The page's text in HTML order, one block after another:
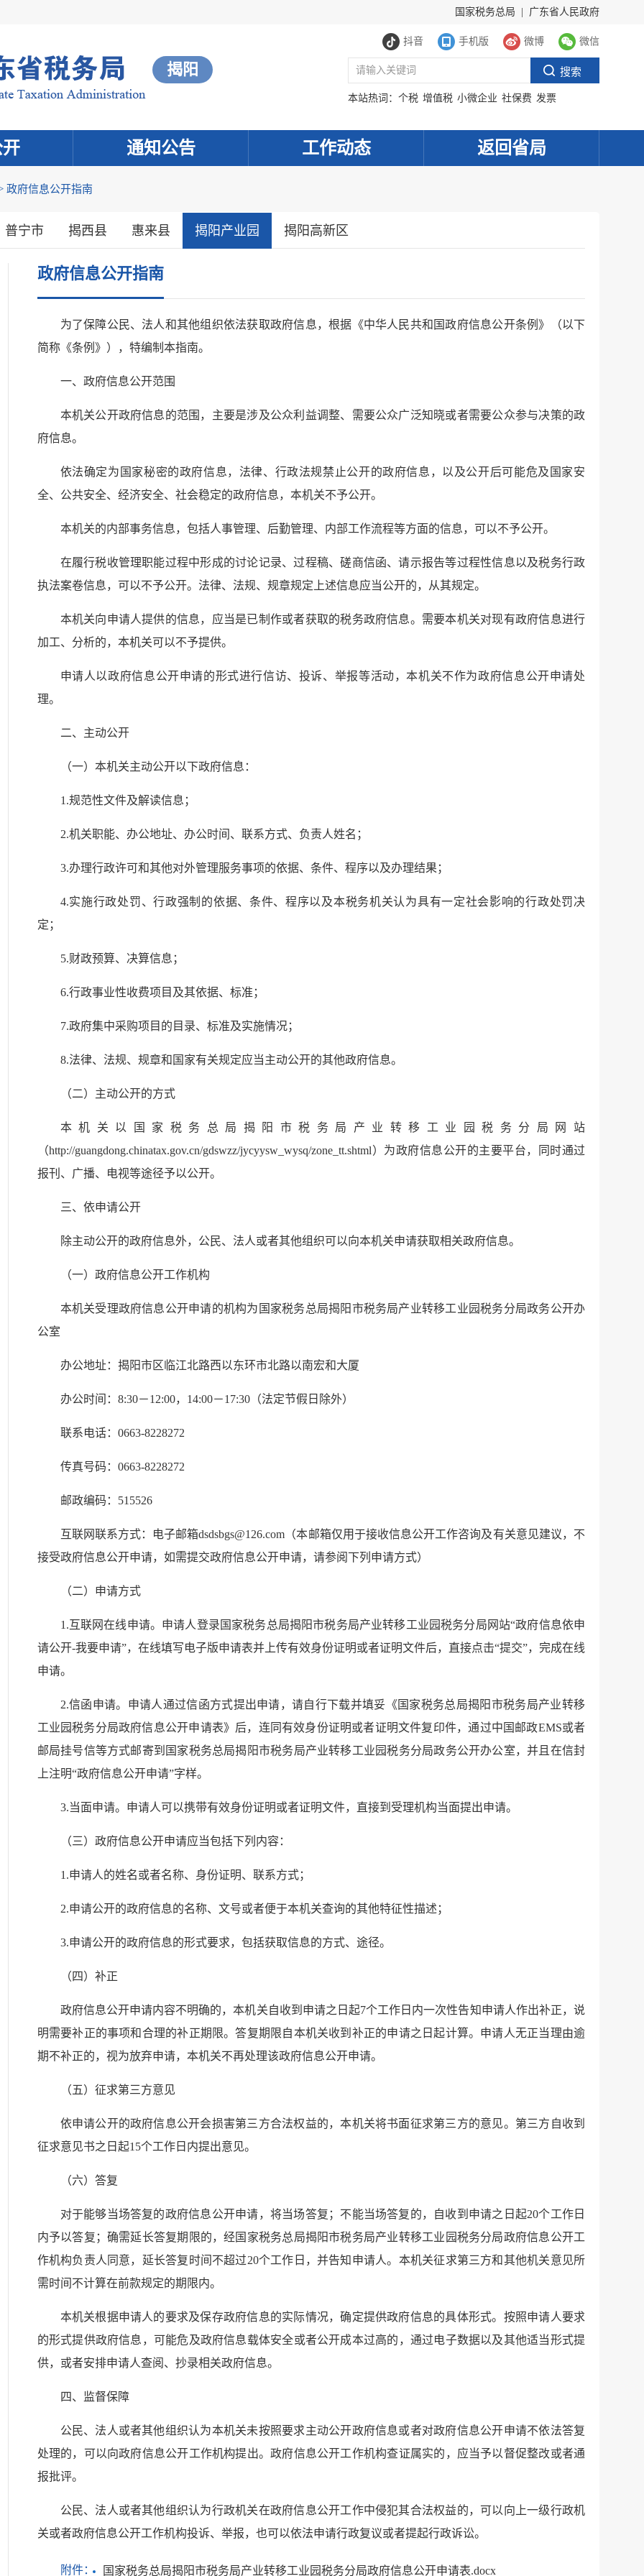
国家税务总局 广东省人民政府
抖音 手机版 微博 微信
揭阳
本站热词： 个税 增值税 小微企业 社保费 发票
通知公告 工作动态 返回省局
政府信息公开指南
普宁市 揭西县 惠来县 揭阳产业园 揭阳高新区
政府信息公开指南
为了保障公民、法人和其他组织依法获取政府信息，根据《中华人民共和国政府信息公开条例》（以下
简称《条例》），特编制本指南。
一、政府信息公开范围
本机关公开政府信息的范围，主要是涉及公众利益调整、需要公众广泛知晓或者需要公众参与决策的政
府信息。
依法确定为国家秘密的政府信息，法律、行政法规禁止公开的政府信息，以及公开后可能危及国家安
全、公共安全、经济安全、社会稳定的政府信息，本机关不予公开。
本机关的内部事务信息，包括人事管理、后勤管理、内部工作流程等方面的信息，可以不予公开。
在履行税收管理职能过程中形成的讨论记录、过程稿、磋商信函、请示报告等过程性信息以及税务行政
执法案卷信息，可以不予公开。法律、法规、规章规定上述信息应当公开的，从其规定。
本机关向申请人提供的信息，应当是已制作或者获取的税务政府信息。需要本机关对现有政府信息进行
加工、分析的，本机关可以不予提供。
申请人以政府信息公开申请的形式进行信访、投诉、举报等活动，本机关不作为政府信息公开申请处
理。
二、主动公开
（一）本机关主动公开以下政府信息：
1.规范性文件及解读信息；
2.机关职能、办公地址、办公时间、联系方式、负责人姓名；
3.办理行政许可和其他对外管理服务事项的依据、条件、程序以及办理结果；
4.实施行政处罚、行政强制的依据、条件、程序以及本税务机关认为具有一定社会影响的行政处罚决
定；
5.财政预算、决算信息；
6.行政事业性收费项目及其依据、标准；
7.政府集中采购项目的目录、标准及实施情况；
8.法律、法规、规章和国家有关规定应当主动公开的其他政府信息。
（二）主动公开的方式
本机关以国家税务总局揭阳市税务局产业转移工业园税务分局网站
（http://guangdong.chinatax.gov.cn/gdswzz/jycyysw_wysq/zone_tt.shtml）为政府信息公开的主要平台，同时通过
报刊、广播、电视等途径予以公开。
三、依申请公开
除主动公开的政府信息外，公民、法人或者其他组织可以向本机关申请获取相关政府信息。
（一）政府信息公开工作机构
本机关受理政府信息公开申请的机构为国家税务总局揭阳市税务局产业转移工业园税务分局政务公开办
公室
办公地址：揭阳市区临江北路西以东环市北路以南宏和大厦
办公时间：8:30－12:00，14:00－17:30（法定节假日除外）
联系电话：0663-8228272
传真号码：0663-8228272
邮政编码：515526
互联网联系方式：电子邮箱dsdsbgs@126.com（本邮箱仅用于接收信息公开工作咨询及有关意见建议，不
接受政府信息公开申请，如需提交政府信息公开申请，请参阅下列申请方式）
（二）申请方式
1.互联网在线申请。申请人登录国家税务总局揭阳市税务局产业转移工业园税务分局网站“政府信息依申
请公开-我要申请”，在线填写电子版申请表并上传有效身份证明或者证明文件后，直接点击“提交”，完成在线
申请。
2.信函申请。申请人通过信函方式提出申请，请自行下载并填妥《国家税务总局揭阳市税务局产业转移
工业园税务分局政府信息公开申请表》后，连同有效身份证明或者证明文件复印件，通过中国邮政EMS或者
邮局挂号信等方式邮寄到国家税务总局揭阳市税务局产业转移工业园税务分局政务公开办公室，并且在信封
上注明“政府信息公开申请”字样。
3.当面申请。申请人可以携带有效身份证明或者证明文件，直接到受理机构当面提出申请。
（三）政府信息公开申请应当包括下列内容：
1.申请人的姓名或者名称、身份证明、联系方式；
2.申请公开的政府信息的名称、文号或者便于本机关查询的其他特征性描述；
3.申请公开的政府信息的形式要求，包括获取信息的方式、途径。
（四）补正
政府信息公开申请内容不明确的，本机关自收到申请之日起7个工作日内一次性告知申请人作出补正，说
明需要补正的事项和合理的补正期限。答复期限自本机关收到补正的申请之日起计算。申请人无正当理由逾
期不补正的，视为放弃申请，本机关不再处理该政府信息公开申请。
（五）征求第三方意见
依申请公开的政府信息公开会损害第三方合法权益的，本机关将书面征求第三方的意见。第三方自收到
征求意见书之日起15个工作日内提出意见。
（六）答复
对于能够当场答复的政府信息公开申请，将当场答复；不能当场答复的，自收到申请之日起20个工作日
内予以答复；确需延长答复期限的，经国家税务总局揭阳市税务局产业转移工业园税务分局政府信息公开工
作机构负责人同意，延长答复时间不超过20个工作日，并告知申请人。本机关征求第三方和其他机关意见所
需时间不计算在前款规定的期限内。
本机关根据申请人的要求及保存政府信息的实际情况，确定提供政府信息的具体形式。按照申请人要求
的形式提供政府信息，可能危及政府信息载体安全或者公开成本过高的，通过电子数据以及其他适当形式提
供，或者安排申请人查阅、抄录相关政府信息。
四、监督保障
公民、法人或者其他组织认为本机关未按照要求主动公开政府信息或者对政府信息公开申请不依法答复
处理的，可以向政府信息公开工作机构提出。政府信息公开工作机构查证属实的，应当予以督促整改或者通
报批评。
公民、法人或者其他组织认为行政机关在政府信息公开工作中侵犯其合法权益的，可以向上一级行政机
关或者政府信息公开工作机构投诉、举报，也可以依法申请行政复议或者提起行政诉讼。
附件： 国家税务总局揭阳市税务局产业转移工业园税务分局政府信息公开申请表.docx